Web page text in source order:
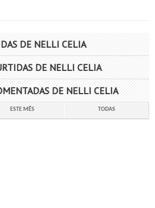
DE NELLI CELIA
DE NELLI CELIA
DE NELLI CELIA
ESTE MÊS TODAS